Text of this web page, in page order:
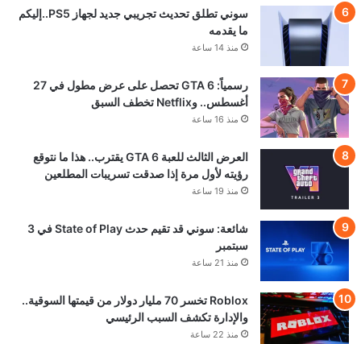
سوني تطلق تحديث تجريبي جديد لجهاز PS5..إليكم
ما يقدمه
منذ 14 ساعة
رسمياً: GTA 6 تحصل على عرض مطول في 27
أغسطس.. وNetflix تخطف السبق
منذ 16 ساعة
العرض الثالث للعبة GTA 6 يقترب.. هذا ما نتوقع
رؤيته لأول مرة إذا صدقت تسريبات المطلعين
منذ 19 ساعة
شائعة: سوني قد تقيم حدث State of Play في 3
سبتمبر
منذ 21 ساعة
Roblox تخسر 70 مليار دولار من قيمتها السوقية..
والإدارة تكشف السبب الرئيسي
منذ 22 ساعة